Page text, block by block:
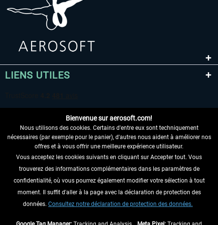
LIENS UTILES
RENONCER AU CONTRAT ICI
INFORMATIONS
NE MANQUEZ PAS LES DERNIÈRES
Bienvenue sur aerosoft.com!
Nous utilisons des cookies. Certains d'entre eux sont techniquement
nécessaires (par exemple pour le panier), d'autres nous aident à améliorer nos
offres et à vous offrir une meilleure expérience utilisateur.
Vous acceptez les cookies suivants en cliquant sur Accepter tout. Vous
trouverez des informations complémentaires dans les paramètres de
confidentialité, où vous pourrez également modifier votre sélection à tout
moment. Il suffit d'aller à la page avec la déclaration de protection des
données. Consultez notre déclaration de protection des données.